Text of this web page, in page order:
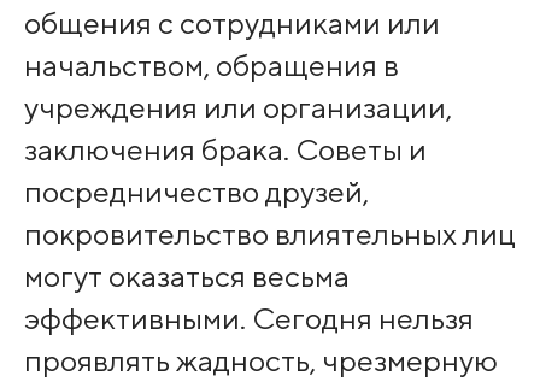
общения с сотрудниками или
начальством, обращения в
учреждения или организации,
заключения брака. Советы и
посредничество друзей,
покровительство влиятельных лиц
могут оказаться весьма
эффективными. Сегодня нельзя
проявлять жадность, чрезмерную